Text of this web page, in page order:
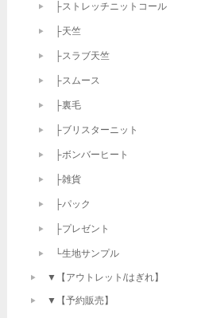
├ストレッチニットコール
├天竺
├スラブ天竺
├スムース
├裏毛
├ブリスターニット
├ボンバーヒート
├雑貨
├パック
├プレゼント
└生地サンプル
▼【アウトレット/はぎれ】
▼【予約販売】